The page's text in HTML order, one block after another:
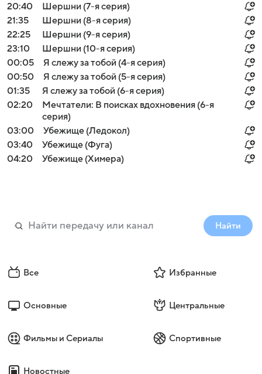
20:40
Шершни (7-я серия)
21:35
Шершни (8-я серия)
22:25
Шершни (9-я серия)
23:10
Шершни (10-я серия)
00:05
Я слежу за тобой (4-я серия)
00:50
Я слежу за тобой (5-я серия)
01:35
Я слежу за тобой (6-я серия)
02:20
Мечтатели: В поисках вдохновения (6-я
серия)
03:00
Убежище (Ледокол)
03:40
Убежище (Фуга)
04:20
Убежище (Химера)
Найти
Все Избранные
Основные Центральные
Фильмы и Сериалы Спортивные
Новостные